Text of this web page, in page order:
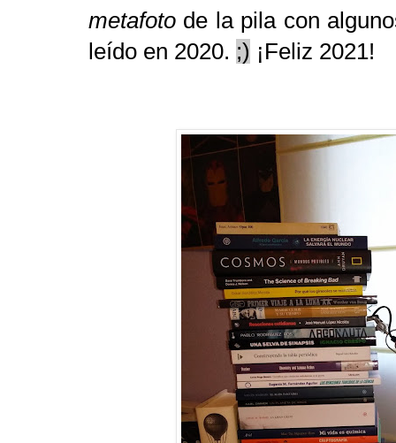
metafoto de la pila con
leído en 2020. ;) ¡Feliz 2021!